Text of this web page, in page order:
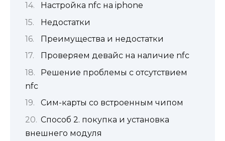
Настройка nfc на iphone
Недостатки
Преимущества и недостатки
Проверяем девайс на наличие nfc
Решение проблемы с отсутствием
nfc
Сим-карты со встроенным чипом
Способ 2. покупка и установка
внешнего модуля